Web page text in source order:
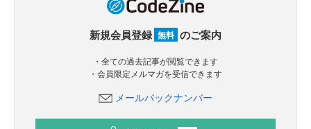
新規会員登録 無料 のご案内
・全ての過去記事が閲覧できます
・会員限定メルマガを受信できます
メールバックナンバー